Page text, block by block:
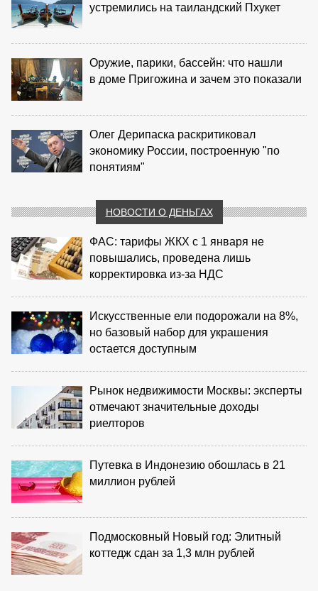
устремились на таиландский Пхукет
Оружие, парики, бассейн: что нашли
в доме Пригожина и зачем это показали
Олег Дерипаска раскритиковал
экономику России, построенную "по
понятиям"
НОВОСТИ О ДЕНЬГАХ
ФАС: тарифы ЖКХ с 1 января не
повышались, проведена лишь
корректировка из‑за НДС
Искусственные ели подорожали на 8%,
но базовый набор для украшения
остается доступным
Рынок недвижимости Москвы: эксперты
отмечают значительные доходы
риелторов
Путевка в Индонезию обошлась в 21
миллион рублей
Подмосковный Новый год: Элитный
коттедж сдан за 1,3 млн рублей